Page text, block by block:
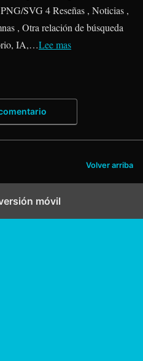
SVG 4 Reseñas , Noticias ,
, Otra relación de búsqueda
IA,…Lee mas
Volver arriba
móvil